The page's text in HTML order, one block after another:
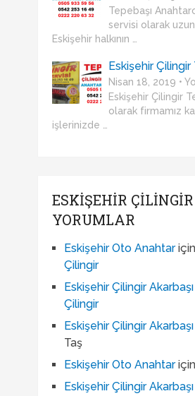
Tepebaşı
servisi olarak
Eskişehir halkının …
Eskişehir Çilingir
Nisan 18, 2019 •
Eskişehir Çilingir
olarak firmamız
işlerinizde …
ESKIŞEHIR
YORUMLAR
Eskişehir Oto Anahtariçin
Çilingir
Eskişehir Çilingir Akarbaşı
Çilingir
Eskişehir Çilingir Akarbaşı
Taş
Eskişehir Oto Anahtariçin
Eskişehir Çilingir Akarbaşı